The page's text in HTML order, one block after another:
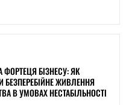
ФОРТЕЦЯ БІЗНЕСУ: ЯК
БЕЗПЕРЕБІЙНЕ ЖИВЛЕННЯ
В УМОВАХ НЕСТАБІЛЬНОСТІ